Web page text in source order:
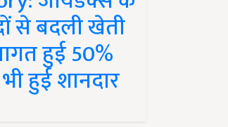
से बदली खेती
हुई 50%
हुई शानदार